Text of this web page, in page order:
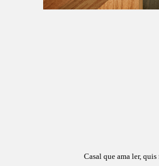
Casal que ama ler,